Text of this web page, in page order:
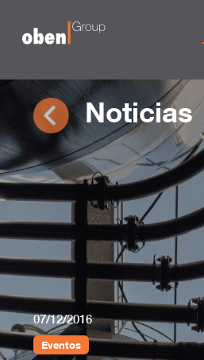
Noticias
07/12/2016
Eventos